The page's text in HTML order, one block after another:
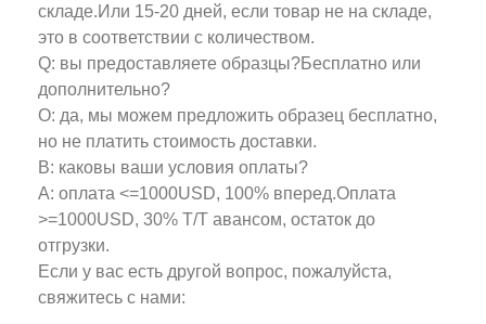
складе.Или 15-20 дней, если товар не на складе,
это в соответствии с количеством.
Q: вы предоставляете образцы?Бесплатно или
дополнительно?
О: да, мы можем предложить образец бесплатно,
но не платить стоимость доставки.
В: каковы ваши условия оплаты?
A: оплата <=1000USD, 100% вперед.Оплата
>=1000USD, 30% T/T авансом, остаток до
отгрузки.
Если у вас есть другой вопрос, пожалуйста,
свяжитесь с нами: